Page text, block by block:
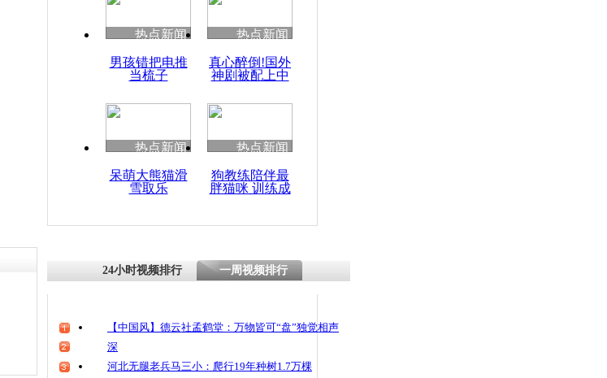
度苗族花山节
魂
热点新闻
男孩错把电推
当梳子
热点新闻
真心醉倒!国外
神剧被配上中
热点新闻
呆萌大熊猫滑
雪取乐
热点新闻
狗教练陪伴最
胖猫咪 训练成
24小时视频排行 一周视频排行
【中国风】德云社孟鹤堂：万物皆可“盘”独觉相声
深
河北无腿老兵马三小：爬行19年种树1.7万棵